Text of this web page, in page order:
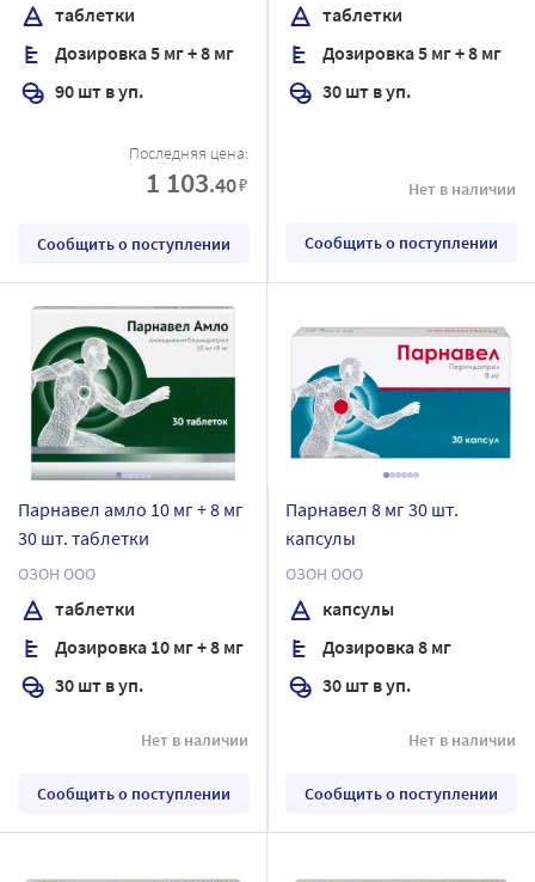
таблетки
Дозировка 5 мг + 8 мг
90 шт в уп.
Последняя цена:
1 103.40₽
Сообщить о поступлении
таблетки
Дозировка 5 мг + 8 мг
30 шт в уп.
Нет в наличии
Сообщить о поступлении
Парнавел амло 10 мг + 8 мг
30 шт. таблетки
ОЗОН ООО
таблетки
Дозировка 10 мг + 8 мг
30 шт в уп.
Нет в наличии
Сообщить о поступлении
Парнавел 8 мг 30 шт.
капсулы
ОЗОН ООО
капсулы
Дозировка 8 мг
30 шт в уп.
Нет в наличии
Сообщить о поступлении